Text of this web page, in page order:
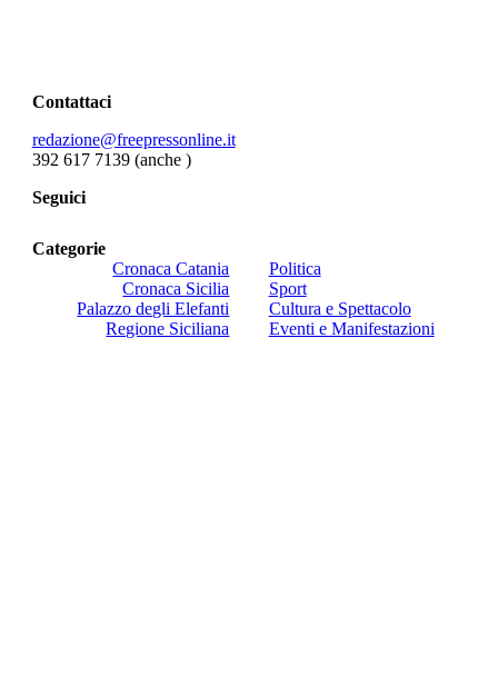
Contattaci
redazione@freepressonline.it
392 617 7139 (anche )
Seguici
Categorie
Cronaca Catania
Cronaca Sicilia
Palazzo degli Elefanti
Regione Siciliana
Politica
Sport
Cultura e Spettacolo
Eventi e Manifestazioni